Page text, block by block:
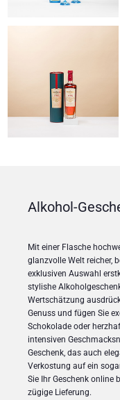
Alkohol-
Mit einer Flasche
glanzvolle Welt reicher,
exklusiven Auswahl
stylishe
Wertschätzung
Genuss und fügen Sie
Schokolade oder
intensiven
Geschenk, das auch
Verkostung auf ein
Sie Ihr Geschenk online
zügige Lieferung.